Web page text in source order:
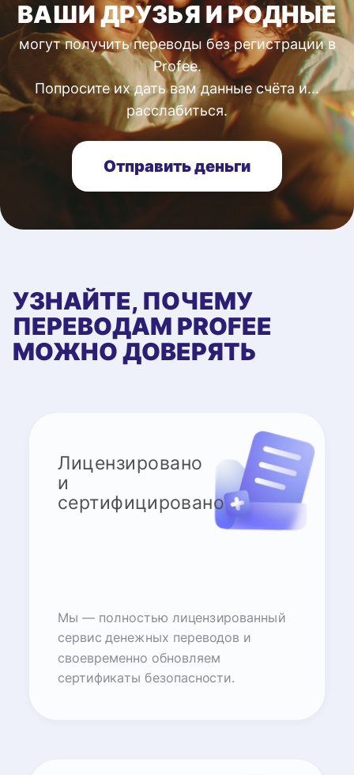
ВАШИ ДРУЗЬЯ И РОДНЫЕ
могут получить переводы без регистрации в
Profee.
Попросите их дать вам данные счёта и...
расслабиться.
Отправить деньги
УЗНАЙТЕ, ПОЧЕМУ
ПЕРЕВОДАМ PROFEE
МОЖНО ДОВЕРЯТЬ
Лицензировано
и
сертифицировано
Мы — полностью лицензированный
сервис денежных переводов и
своевременно обновляем
сертификаты безопасности.